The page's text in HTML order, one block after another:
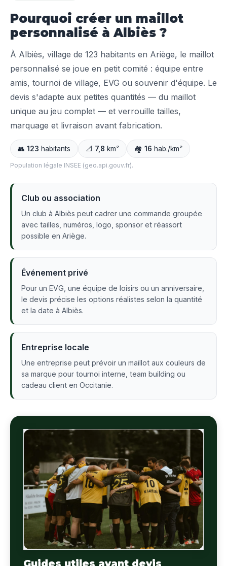
Pourquoi créer un maillot
personnalisé à Albiès ?
À Albiès, village de 123 habitants en Ariège, le maillot
personnalisé se joue en petit comité : équipe entre
amis, tournoi de village, EVG ou souvenir d'équipe. Le
devis s'adapte aux petites quantités — du maillot
unique au jeu complet — et verrouille tailles,
marquage et livraison avant fabrication.
👥 123 habitants 📐 7,8 km² 🏘️ 16 hab./km²
Population légale INSEE (geo.api.gouv.fr).
Club ou association
Un club à Albiès peut cadrer une commande groupée
avec tailles, numéros, logo, sponsor et réassort
possible en Ariège.
Événement privé
Pour un EVG, une équipe de loisirs ou un anniversaire,
le devis précise les options réalistes selon la quantité
et la date à Albiès.
Entreprise locale
Une entreprise peut prévoir un maillot aux couleurs de
sa marque pour tournoi interne, team building ou
cadeau client en Occitanie.
Guides utiles avant devis